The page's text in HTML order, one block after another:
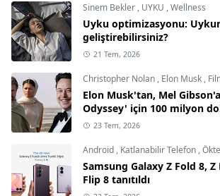
Sinem Bekler , UYKU ,Wellness
Uyku optimizasyonu:
geliştirebilirsiniz?
21 Tem, 2026
Christopher Nolan , Elon Musk ,
Elon Musk'tan, Mel
Odyssey' için 100 milyon
23 Tem, 2026
Android , Katlanabilir Telefon ,
Samsung Galaxy Z Fold 8,
Flip 8 tanıtıldı